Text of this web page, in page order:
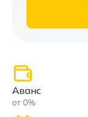
Аванс
от 0%